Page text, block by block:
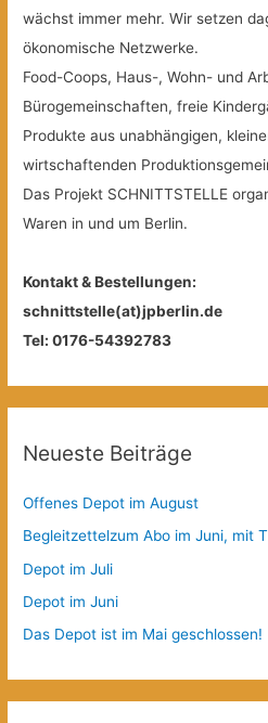
wächst immer mehr. Wir setzen
ökonomische Netzwerke.
Food-Coops, Haus-, Wohn- und
Bürogemeinschaften, freie
Produkte aus unabhängigen,
wirtschaftenden
Das Projekt SCHNITTSTELLE
Waren in und um Berlin.
Kontakt & Bestellungen:
schnittstelle(at)jpberlin.de
Tel: 0176-54392783
Neueste Beiträge
Offenes Depot im August
Begleitzettelzum Abo im Juni, mit
Depot im Juli
Depot im Juni
Das Depot ist im Mai geschlossen!